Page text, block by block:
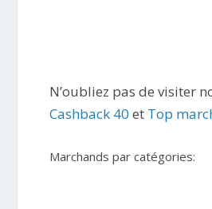
N’oubliez pas de visiter
Cashback 40 et Top
Marchands par catégories: